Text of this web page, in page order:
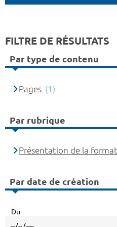
FILTRE DE RÉSULTATS
Par type de contenu
Pages (1)
Par rubrique
Présentation de la
Par date de création
Du